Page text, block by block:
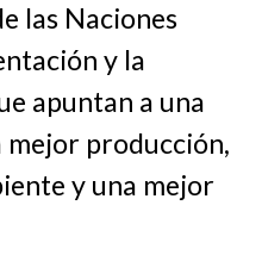
las Naciones
y la
apuntan a una
producción,
y una mejor